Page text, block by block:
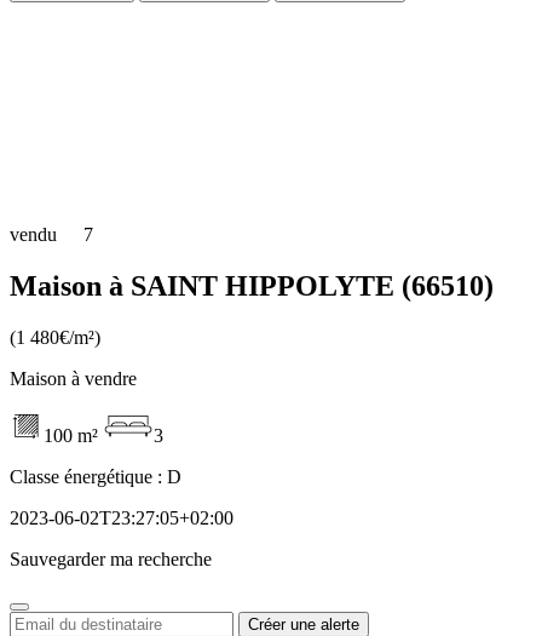
vendu 7
Maison à SAINT HIPPOLYTE (66510)
(1 480€/m²)
Maison à vendre
100 m²
3
Classe énergétique : D
2023-06-02T23:27:05+02:00
Sauvegarder ma recherche